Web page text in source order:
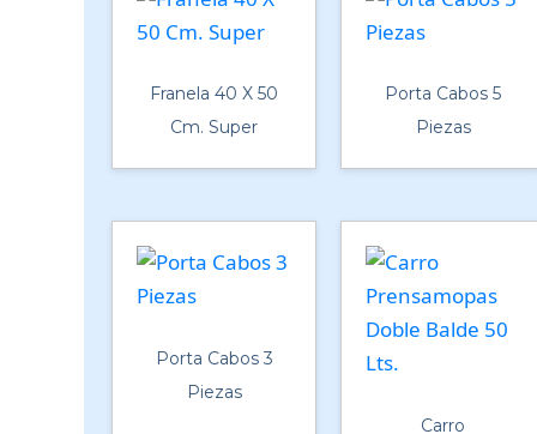
Franela 40 X 50
Cm. Super
Porta Cabos 5
Piezas
Porta Cabos 3
Piezas
Carro